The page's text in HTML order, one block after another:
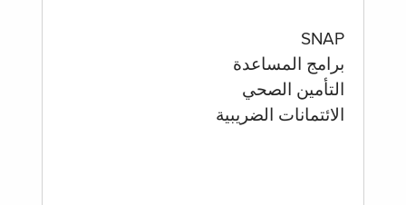
SNAP
برامج المساعدة
التأمين الصحي
الائتمانات الضريبية